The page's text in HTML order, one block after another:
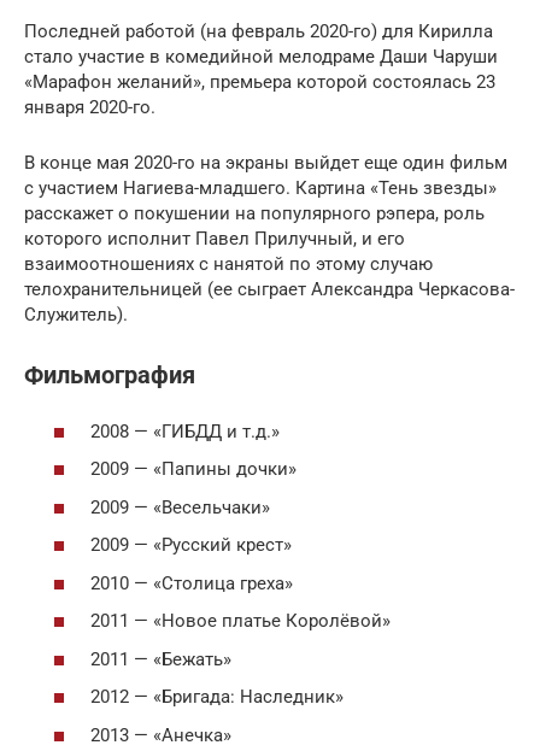
Последней работой (на февраль 2020-го) для Кирилла
стало участие в комедийной мелодраме Даши Чаруши
«Марафон желаний», премьера которой состоялась 23
января 2020-го.
В конце мая 2020-го на экраны выйдет еще один фильм
с участием Нагиева-младшего. Картина «Тень звезды»
расскажет о покушении на популярного рэпера, роль
которого исполнит Павел Прилучный, и его
взаимоотношениях с нанятой по этому случаю
телохранительницей (ее сыграет Александра Черкасова-
Служитель).
Фильмография
2008 — «ГИБДД и т.д.»
2009 — «Папины дочки»
2009 — «Весельчаки»
2009 — «Русский крест»
2010 — «Столица греха»
2011 — «Новое платье Королёвой»
2011 — «Бежать»
2012 — «Бригада: Наследник»
2013 — «Анечка»